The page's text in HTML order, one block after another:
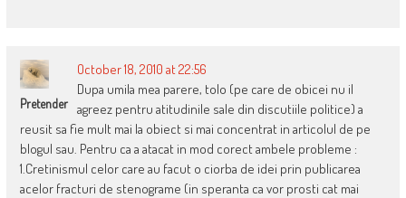
Pretender
October 18, 2010 at 22:56
Dupa umila mea parere, tolo (pe care de obicei nu il
agreez pentru atitudinile sale din discutiile politice) a
reusit sa fie mult mai la obiect si mai concentrat in articolul de pe
blogul sau. Pentru ca a atacat in mod corect ambele probleme :
1.Cretinismul celor care au facut o ciorba de idei prin publicarea
acelor fracturi de stenograme (in speranta ca vor prosti cat mai